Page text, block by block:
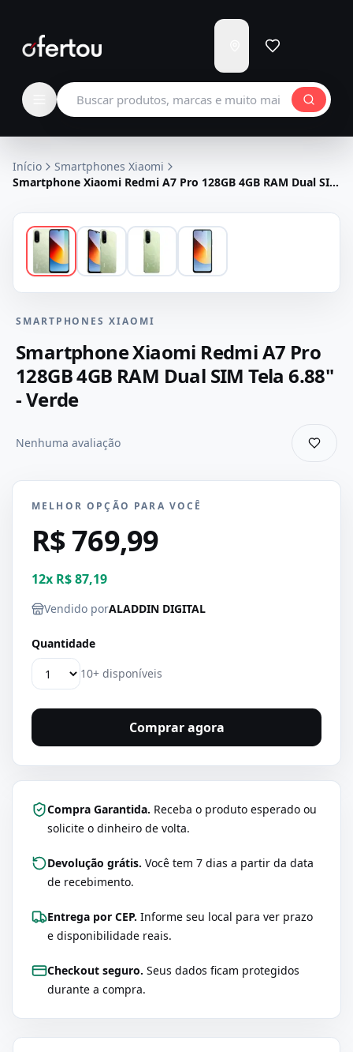
para
Carregando...
Buscar produtos
Início
Smartphones Xiaomi
Smartphone Xiaomi Redmi A7 Pro 128GB 4GB RAM Dual SIM
SMARTPHONES XIAOMI
Smartphone Xiaomi Redmi A7 Pro
128GB 4GB RAM Dual SIM Tela 6.88"
- Verde
Nenhuma avaliação
MELHOR OPÇÃO PARA VOCÊ
R$ 769,99
12x R$ 87,19
Vendido porALADDIN DIGITAL
Quantidade
10+ disponíveis
Comprar agora
Compra Garantida. Receba o produto esperado ou
solicite o dinheiro de volta.
Devolução grátis. Você tem 7 dias a partir da data
de recebimento.
Entrega por CEP. Informe seu local para ver prazo
e disponibilidade reais.
Checkout seguro. Seus dados ficam protegidos
durante a compra.